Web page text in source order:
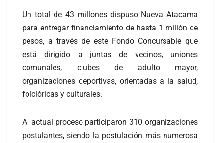
Un total de 43 millones dispuso Nueva Atacama
para entregar financiamiento de hasta 1 millón de
pesos, a través de este Fondo Concursable que
está dirigido a juntas de vecinos, uniones
comunales, clubes de adulto mayor,
organizaciones deportivas, orientadas a la salud,
folclóricas y culturales.
Al actual proceso participaron 310 organizaciones
postulantes, siendo la postulación más numerosa